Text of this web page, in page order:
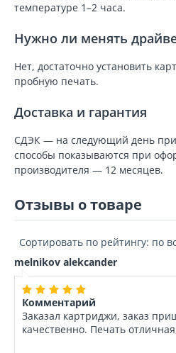
температуре 1–2 часа.
Нужно ли менять
Нет, достаточно установить
пробную печать.
Доставка и гарантия
СДЭК — на следующий день при
способы показываются при
производителя — 12 месяцев.
Отзывы о товаре
Сортировать по рейтингу: по
melnikov alekcander
Комментарий
Заказал картриджи, заказ
качественно. Печать